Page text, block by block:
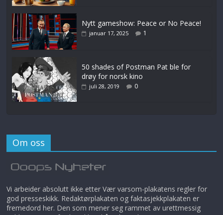
Nytt gameshow: Peace or No Peace!
januar 17, 2025 1
50 shades of Postman Pat ble for
drøy for norsk kino
juli 28, 2019 0
Om oss
Vi arbeider absolutt ikke etter Vær varsom-plakatens regler for
god presseskikk. Redaktørplakaten og faktasjekkplakaten er
fremedord her. Den som mener seg rammet av urettmessig